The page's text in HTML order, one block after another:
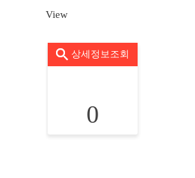
View
상세정보조회
0